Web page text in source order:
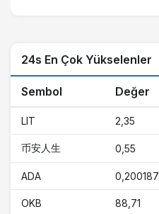
24s En Çok Yükselenler
Sembol Değer
LIT 2,35
币安人生 0,55
ADA 0,200187
OKB 88,71